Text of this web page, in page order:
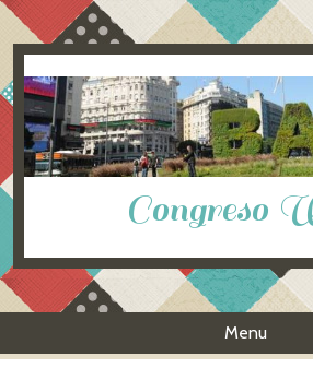
Congreso
Menu